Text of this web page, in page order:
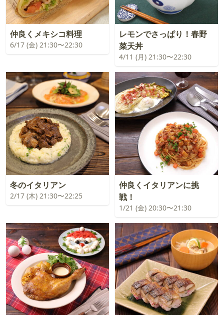
仲良くメキシコ料理
6/17 (金) 21:30〜22:30
レモンでさっぱり！春野
菜天丼
4/11 (月) 21:30〜22:30
冬のイタリアン
2/17 (木) 21:30〜22:25
仲良くイタリアンに挑
戦！
1/21 (金) 20:30〜21:30